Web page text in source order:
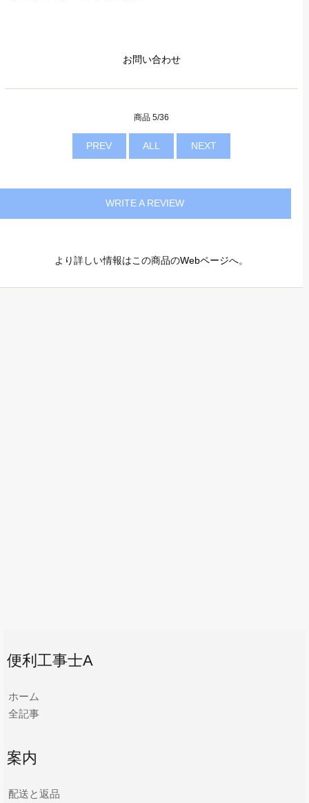
お問い合わせ
商品 5/36
PREV ALL NEXT
WRITE A REVIEW
より詳しい情報はこの商品のWebページへ。
便利工事士A
ホーム
全記事
案内
配送と返品